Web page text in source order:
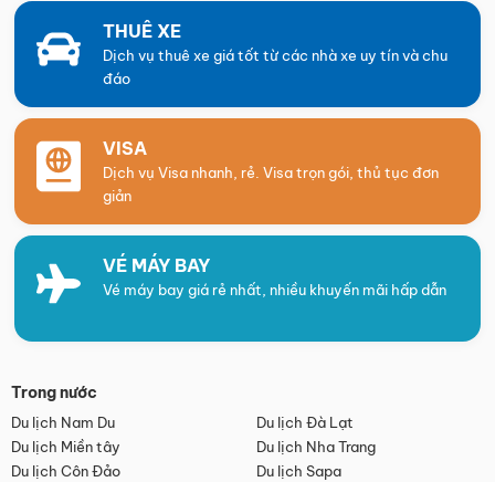
THUÊ XE
Dịch vụ thuê xe giá tốt từ các nhà xe uy tín và chu
đáo
VISA
Dịch vụ Visa nhanh, rẻ. Visa trọn gói, thủ tục đơn
giản
VÉ MÁY BAY
Vé máy bay giá rẻ nhất, nhiều khuyến mãi hấp dẫn
Trong nước
Du lịch Nam Du
Du lịch Đà Lạt
Du lịch Miền tây
Du lịch Nha Trang
Du lịch Côn Đảo
Du lịch Sapa